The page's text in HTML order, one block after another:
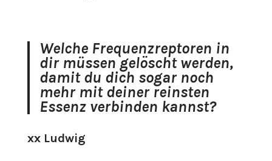
Welche Frequenzreptoren in
dir müssen gelöscht werden,
damit du dich sogar noch
mehr mit deiner reinsten
Essenz verbinden kannst?
xx Ludwig